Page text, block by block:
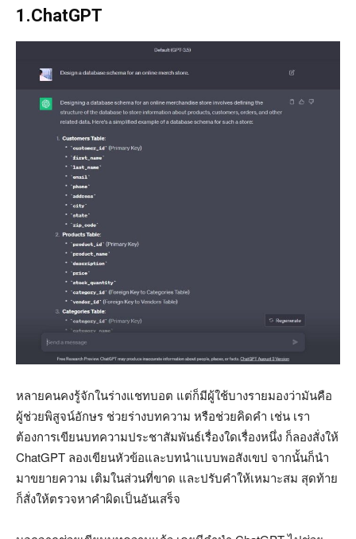
1.ChatGPT
หลายคนคงรู้จักในร่างแชทบอต แต่ก็มีผู้ใช้บางรายมองว่ามันคือ
ผู้ช่วยพิสูจน์อักษร ช่วยร่างบทความ หรือช่วยคิดคำ เช่น เรา
ต้องการเขียนบทความประชาสัมพันธ์เรื่องใดเรื่องหนึ่ง ก็ลองสั่งให้
ChatGPT ลองเขียนหัวข้อและบทนำแบบพอสังเขป จากนั้นก็นำ
มาขยายความ เติมในส่วนที่ขาด และปรับคำให้เหมาะสม สุดท้าย
ก็สั่งให้ตรวจหาคำผิดเป็นอันเสร็จ